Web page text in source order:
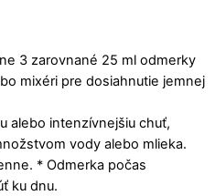
3 zarovnané 25 ml odmerky
mixéri pre dosiahnutie jemnej
alebo intenzívnejšiu chuť,
vody alebo mlieka.
* Odmerka počas
ku dnu.